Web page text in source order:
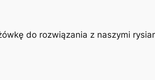
do rozwiązania z naszymi